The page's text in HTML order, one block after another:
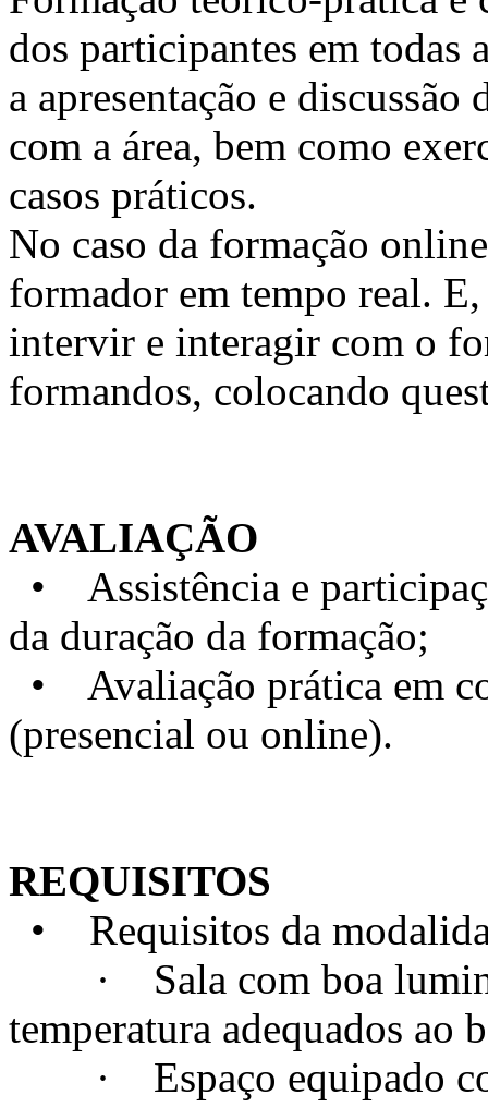
dos participantes em todas
a apresentação e
com a área, bem como
casos práticos.
No caso da formação
formador em tempo real.
intervir e interagir com o
formandos, colocando
AVALIAÇÃO
• Assistência e
da duração da formação;
• Avaliação prática em
(presencial ou online).
REQUISITOS
• Requisitos da
· Sala com boa
temperatura adequados ao
· Espaço equipado